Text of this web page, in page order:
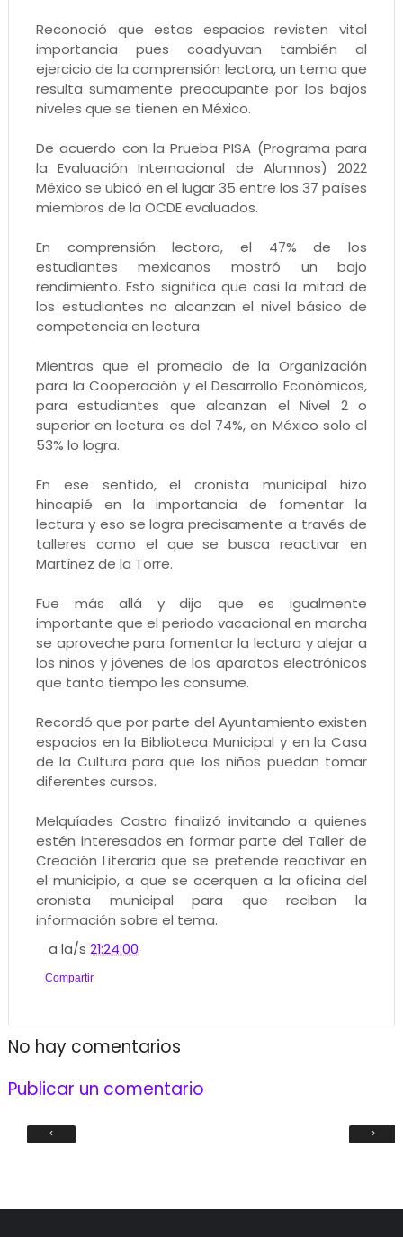
Reconoció que estos espacios revisten vital
importancia pues coadyuvan también al
ejercicio de la comprensión lectora, un tema que
resulta sumamente preocupante por los bajos
niveles que se tienen en México.
De acuerdo con la Prueba PISA (Programa para
la Evaluación Internacional de Alumnos) 2022
México se ubicó en el lugar 35 entre los 37 países
miembros de la OCDE evaluados.
En comprensión lectora, el 47% de los
estudiantes mexicanos mostró un bajo
rendimiento. Esto significa que casi la mitad de
los estudiantes no alcanzan el nivel básico de
competencia en lectura.
Mientras que el promedio de la Organización
para la Cooperación y el Desarrollo Económicos,
para estudiantes que alcanzan el Nivel 2 o
superior en lectura es del 74%, en México solo el
53% lo logra.
En ese sentido, el cronista municipal hizo
hincapié en la importancia de fomentar la
lectura y eso se logra precisamente a través de
talleres como el que se busca reactivar en
Martínez de la Torre.
Fue más allá y dijo que es igualmente
importante que el periodo vacacional en marcha
se aproveche para fomentar la lectura y alejar a
los niños y jóvenes de los aparatos electrónicos
que tanto tiempo les consume.
Recordó que por parte del Ayuntamiento existen
espacios en la Biblioteca Municipal y en la Casa
de la Cultura para que los niños puedan tomar
diferentes cursos.
Melquíades Castro finalizó invitando a quienes
estén interesados en formar parte del Taller de
Creación Literaria que se pretende reactivar en
el municipio, a que se acerquen a la oficina del
cronista municipal para que reciban la
información sobre el tema.
a la/s21:24:00
Compartir
No hay comentarios
Publicar un comentario
‹ ›